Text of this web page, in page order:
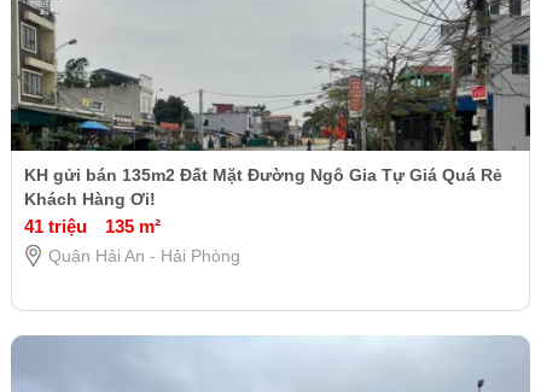
KH gửi bán 135m2 Đất Mặt Đường Ngô Gia Tự Giá Quá Rẻ
Khách Hàng Ơi!
41 triệu 135 m²
Quận Hải An - Hải Phòng